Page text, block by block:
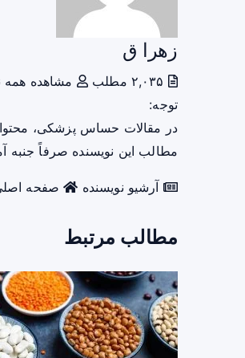
زهرا ق
مشاهده همه
توجه:
در مقالات حساس پزشکی،
مطالب این نویسنده صرفاً جنبه
آرشیو نویسنده صفحه
مطالب مرتبط